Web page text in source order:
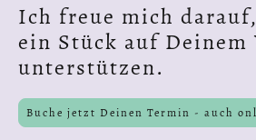
Ich freue mich
ein Stück auf Deinem
unterstützen.
Buche jetzt Deinen Termin - auch